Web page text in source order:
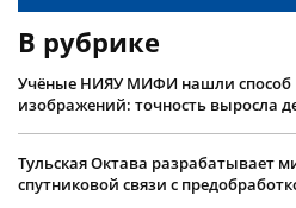
В рубрике
Учëные НИЯУ МИФИ нашли способ
изображений: точность выросла
Тульская Октава разрабатывает
спутниковой связи с